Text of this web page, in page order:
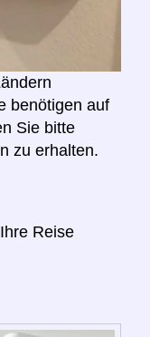
benötigen auf
Sie bitte
zu erhalten.
Reise